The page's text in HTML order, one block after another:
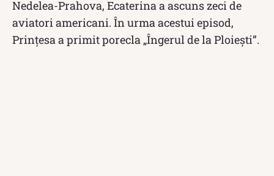
Nedelea-Prahova, Ecaterina a ascuns zeci de
aviatori americani. În urma acestui episod,
Prințesa a primit porecla „Îngerul de la Ploiești”.